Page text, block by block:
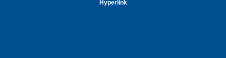
Hyperlink